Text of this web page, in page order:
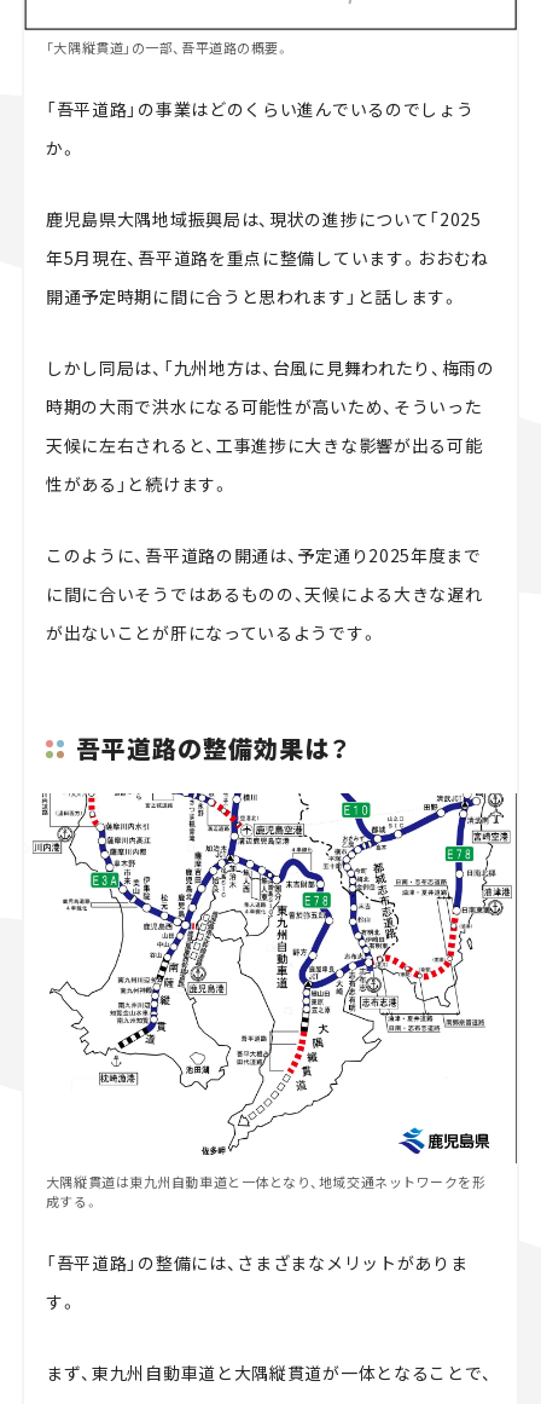
「大隅縦貫道」の一部、吾平道路の概要。
「吾平道路」の事業はどのくらい進んでいるのでしょう
か。
鹿児島県大隅地域振興局は、現状の進捗について「2025
年5月現在、吾平道路を重点に整備しています。おおむね
開通予定時期に間に合うと思われます」と話します。
しかし同局は、「九州地方は、台風に見舞われたり、梅雨の
時期の大雨で洪水になる可能性が高いため、そういった
天候に左右されると、工事進捗に大きな影響が出る可能
性がある」と続けます。
このように、吾平道路の開通は、予定通り2025年度まで
に間に合いそうではあるものの、天候による大きな遅れ
が出ないことが肝になっているようです。
吾平道路の整備効果は？
大隅縦貫道は東九州自動車道と一体となり、地域交通ネットワークを形
成する。
「吾平道路」の整備には、さまざまなメリットがありま
す。
まず、東九州自動車道と大隅縦貫道が一体となることで、